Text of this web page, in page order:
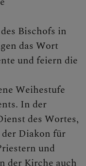
Bischofs in
das Wort
und feiern die
Weihestufe
In der
des Wortes,
Diakon für
und
der Kirche auch